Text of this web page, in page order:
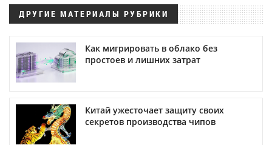
ДРУГИЕ МАТЕРИАЛЫ РУБРИКИ
Как мигрировать в облако без
простоев и лишних затрат
Китай ужесточает защиту своих
секретов производства чипов